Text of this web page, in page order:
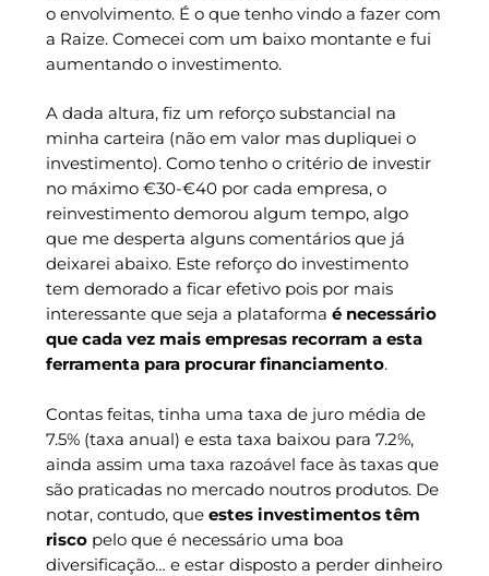
o envolvimento. É o que tenho vindo a fazer com
a Raize. Comecei com um baixo montante e fui
aumentando o investimento.
A dada altura, fiz um reforço substancial na
minha carteira (não em valor mas dupliquei o
investimento). Como tenho o critério de investir
no máximo €30-€40 por cada empresa, o
reinvestimento demorou algum tempo, algo
que me desperta alguns comentários que já
deixarei abaixo. Este reforço do investimento
tem demorado a ficar efetivo pois por mais
interessante que seja a plataforma é necessário
que cada vez mais empresas recorram a esta
ferramenta para procurar financiamento.
Contas feitas, tinha uma taxa de juro média de
7.5% (taxa anual) e esta taxa baixou para 7.2%,
ainda assim uma taxa razoável face às taxas que
são praticadas no mercado noutros produtos. De
notar, contudo, que estes investimentos têm
riscopelo que é necessário uma boa
diversificação… e estar disposto a perder dinheiro